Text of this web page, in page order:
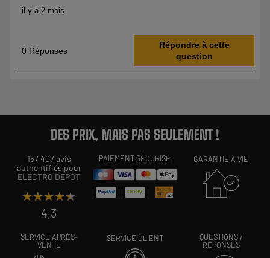
DES PRIX, MAIS PAS SEULEMENT !
157 407 avis
authentifiés pour
ELECTRO DEPOT
★★★★★
★★★★★
4,3
PAIEMENT SÉCURISÉ GARANTIE À VIE
SERVICE APRÈS-
VENTE
SERVICE CLIENT
QUESTIONS /
RÉPONSES